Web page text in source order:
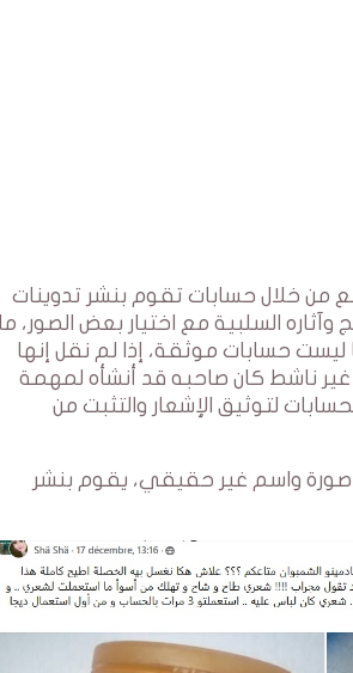
من خلال حسابات تقوم بنشر تدوينات
وآثاره السلبية مع اختيار بعض الصور، ما
حسابات موثقة، إذا لم نقل إنها
ناشط كان صاحبه قد أنشأه لمهمة
لتوثيق الإشعار والتثبت من
صورة واسم غير حقيقي، يقوم بنشر